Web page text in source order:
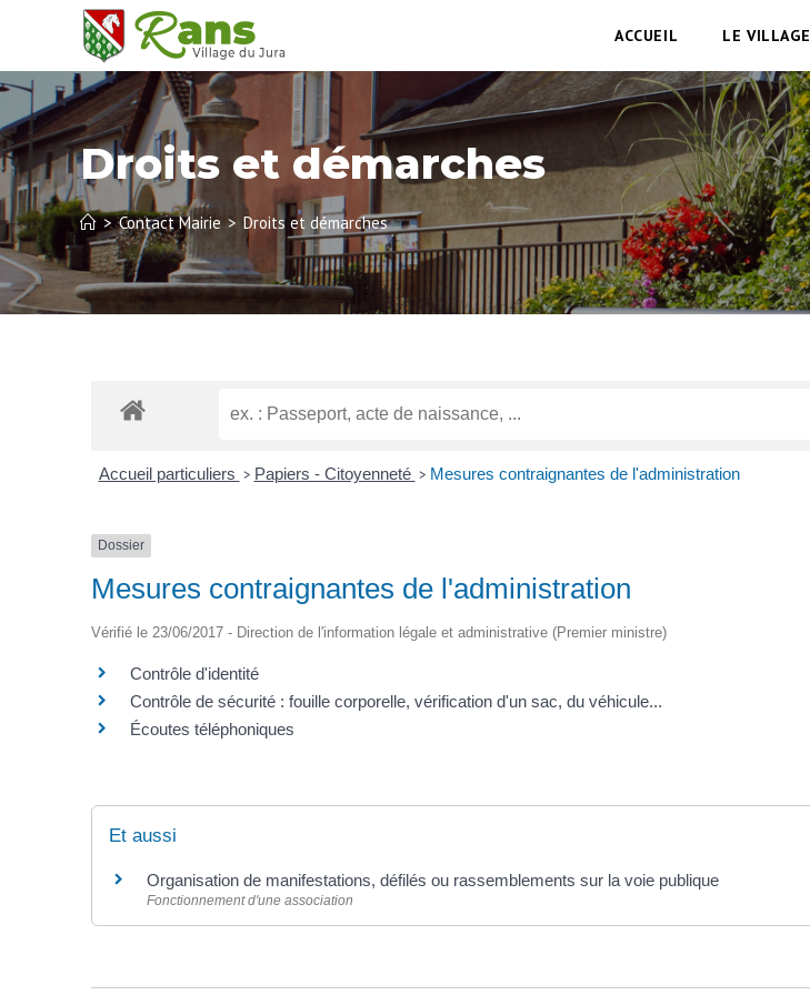
ACCUEIL LE VILLAGE
Droits et démarches
> Contact Mairie > Droits et démarches
Accueil particuliers > Papiers - Citoyenneté > Mesures contraignantes de l'administration
Dossier
Mesures contraignantes de l'administration
Vérifié le 23/06/2017 - Direction de l'information légale et administrative (Premier ministre)
Contrôle d'identité
Contrôle de sécurité : fouille corporelle, vérification d'un sac, du véhicule...
Écoutes téléphoniques
Et aussi
Organisation de manifestations, défilés ou rassemblements sur la voie publique
Fonctionnement d'une association